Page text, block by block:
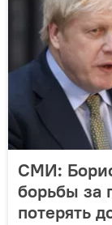
СМИ:
борьбы за
потерять